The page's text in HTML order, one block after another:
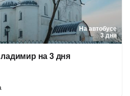
На автобусе
3 дня
на 3 дня